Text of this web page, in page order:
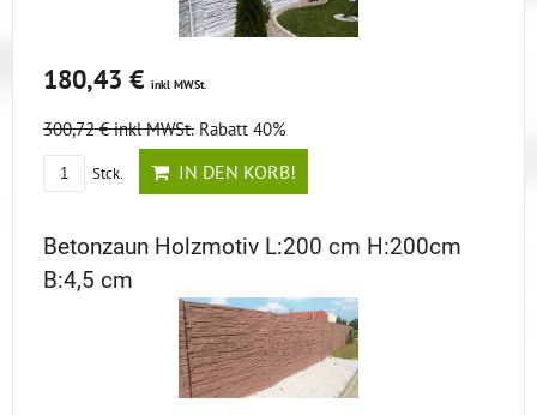
180,43 € inkl MWSt.
300,72 €inkl MWSt. Rabatt 40%
Stck. IN DEN KORB!
Betonzaun Holzmotiv L:200 cm H:200cm
B:4,5 cm